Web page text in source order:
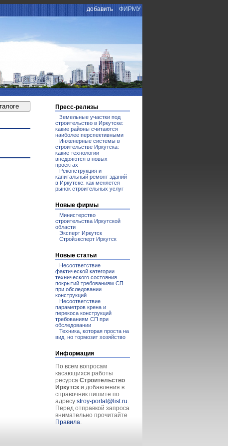
добавить ФИРМУ
Пресс-релизы
Земельные участки под
строительство в Иркутске:
какие районы считаются
наиболее перспективными
Инженерные системы в
строительстве Иркутска:
какие технологии
внедряются в новых
проектах
Реконструкция и
капитальный ремонт зданий
в Иркутске: как меняется
рынок строительных услуг
Новые фирмы
Министерство
строительства Иркутской
области
Эксперт Иркутск
Стройэксперт Иркутск
Новые статьи
Несоответствие
фактической категории
технического состояния
покрытий требованиям СП
при обследовании
конструкций
Несоответствие
параметров крена и
перекоса конструкций
требованиям СП при
обследовании
Техника, которая проста на
вид, но тормозит хозяйство
Информация
По всем вопросам
касающихся работы
ресурса Строительство
Иркутск и добавления в
справочник пишите по
адресу stroy-portal@list.ru.
Перед отправкой запроса
внимательно прочитайте
Правила.